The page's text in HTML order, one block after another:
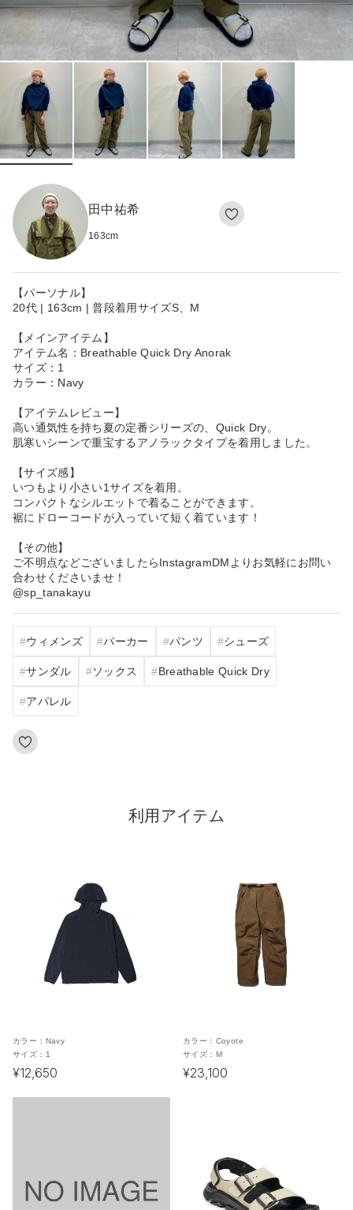
田中祐希
163cm
【パーソナル】
20代 | 163cm | 普段着用サイズS、M
【メインアイテム】
アイテム名：Breathable Quick Dry Anorak
サイズ：1
カラー：Navy
【アイテムレビュー】
高い通気性を持ち夏の定番シリーズの、Quick Dry。
肌寒いシーンで重宝するアノラックタイプを着用しました。
【サイズ感】
いつもより小さい1サイズを着用。
コンパクトなシルエットで着ることができます。
裾にドローコードが入っていて短く着ています！
【その他】
ご不明点などございましたらInstagramDMよりお気軽にお問い
合わせくださいませ！
@sp_tanakayu
ウィメンズ パーカー パンツ シューズ
サンダル ソックス Breathable Quick Dry
アパレル
利用アイテム
カラー： Navy
サイズ： 1
¥12,650
カラー： Coyote
サイズ： M
¥23,100